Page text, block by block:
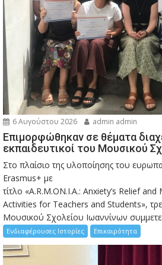
6 Αυγούστου 2026 admin admin
Eπιμορφώθηκαν σε θέματα
εκπαιδευτικοί του Μουσικού
Στο πλαίσιο της υλοποίησης του
Erasmus+ με
τίτλο «A.R.M.ON.I.A.: Anxiety’s Relief
Activities for Teachers and Students»,
Μουσικού Σχολείου Ιωαννίνων
Ενδιαφέρουσες Ιστορίες Επικαιρότητα